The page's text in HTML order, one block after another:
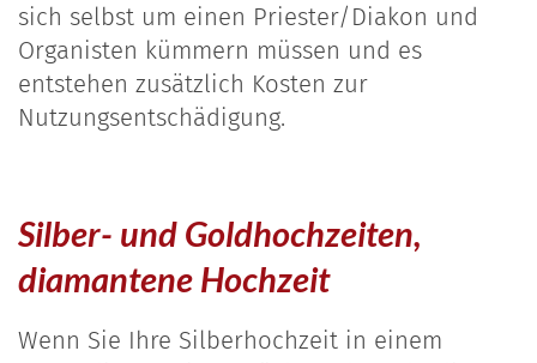
sich selbst um einen Priester/Diakon und
Organisten kümmern müssen und es
entstehen zusätzlich Kosten zur
Nutzungsentschädigung.
Silber- und Goldhochzeiten,
diamantene Hochzeit
Wenn Sie Ihre Silberhochzeit in einem